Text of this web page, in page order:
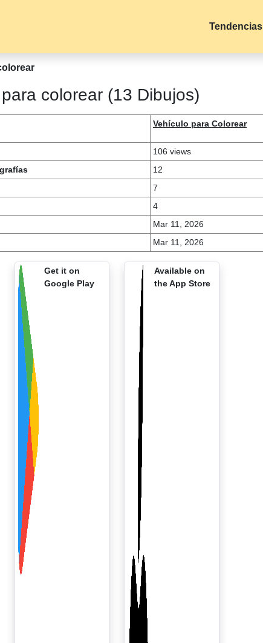
Tendencias
colorear (13 Dibujos)
Vehículo para Colorear
106 views
12
7
4
Mar 11, 2026
Mar 11, 2026
Get it on
Google Play
Available on
the App Store